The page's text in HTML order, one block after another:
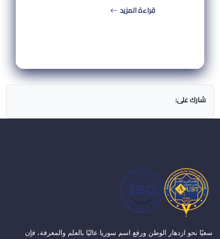
قراءة المزيد
شارك على:
سعيًا نحو ازدهار الوطن ورفع اسم سوريا عاليًا بالعلم والمعرفة، فإن